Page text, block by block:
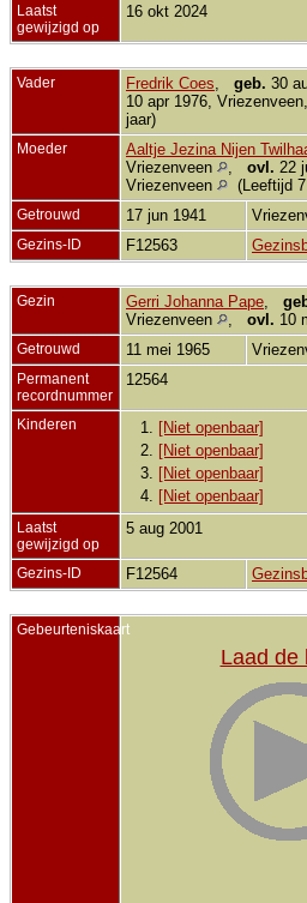
Laatst
gewijzigd op
16 okt 2024
Vader Fredrik Coes geb. 30
10 apr 1976,
jaar)
Moeder Aaltje Jezina Nijen
Vriezenveen
ovl. 22
Vriezenveen
(Leeftijd
Getrouwd 17 jun 1941
Gezins-ID F12563
Gezin Gerri Johanna Pape
Vriezenveen
ovl. 10
Getrouwd 11 mei 1965
Permanent
recordnummer
12564
Kinderen 1.
[Niet openbaar]
2.
[Niet openbaar]
3.
[Niet openbaar]
4.
[Niet openbaar]
Laatst
gewijzigd op
5 aug 2001
Gezins-ID F12564
Gebeurteniskaart
Laad de